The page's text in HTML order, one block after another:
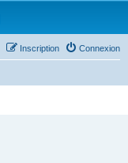
Connexion
Inscription